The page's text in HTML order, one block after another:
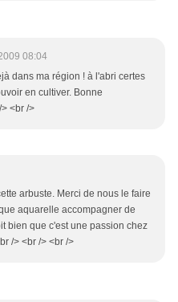
08:04
dans ma région ! à l'abri certes
en cultiver. Bonne
<br />
arbuste. Merci de nous le faire
aquarelle accompagner de
bien que c'est une passion chez
/> <br /> <br />